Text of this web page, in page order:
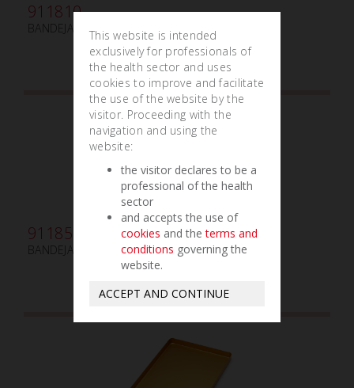
911810
BANDEJA GAMMAFIX CINC VERDE
911850
BANDEJA GAMMAFIX CINC AZUL
This website is intended
exclusively for professionals of
the health sector and uses
cookies to improve and facilitate
the use of the website by the
visitor. Proceeding with the
navigation and using the
website:
the visitor declares to be a
professional of the health
sector
and accepts the use of
cookies and theterms and
conditions governing the
website.
ACCEPT AND CONTINUE